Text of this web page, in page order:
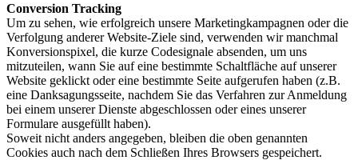
Conversion Tracking
Um zu sehen, wie erfolgreich unsere Marketingkampagnen oder die
Verfolgung anderer Website-Ziele sind, verwenden wir manchmal
Konversionspixel, die kurze Codesignale absenden, um uns
mitzuteilen, wann Sie auf eine bestimmte Schaltfläche auf unserer
Website geklickt oder eine bestimmte Seite aufgerufen haben (z.B.
eine Danksagungsseite, nachdem Sie das Verfahren zur Anmeldung
bei einem unserer Dienste abgeschlossen oder eines unserer
Formulare ausgefüllt haben).
Soweit nicht anders angegeben, bleiben die oben genannten
Cookies auch nach dem Schließen Ihres Browsers gespeichert.